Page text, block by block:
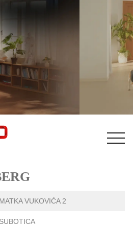
MATKA VUKOVIĆA 2
SUBOTICA